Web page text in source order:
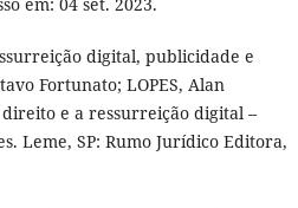
digital, publicidade e
Fortunato; LOPES, Alan
e a ressurreição digital –
Leme, SP: Rumo Jurídico Editora,